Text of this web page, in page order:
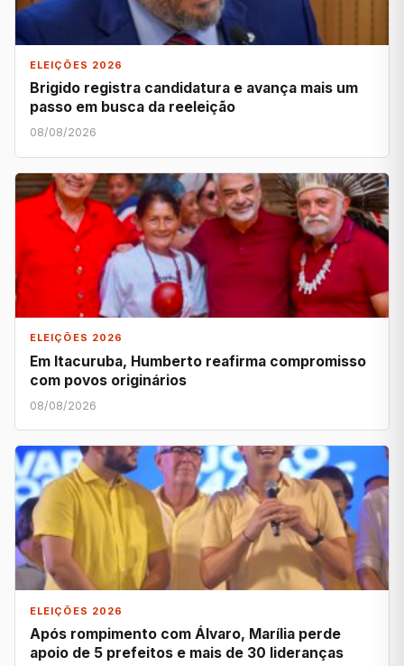
ELEIÇÕES 2026
Brigido registra candidatura e avança mais um
passo em busca da reeleição
08/08/2026
ELEIÇÕES 2026
Em Itacuruba, Humberto reafirma compromisso
com povos originários
08/08/2026
ELEIÇÕES 2026
Após rompimento com Álvaro, Marília perde
apoio de 5 prefeitos e mais de 30 lideranças